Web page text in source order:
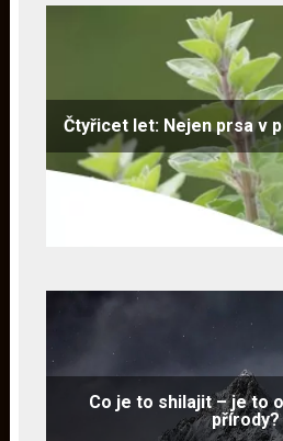
Čtyřicet let: Nejen prsa v
Co je to shilajit – je to
přírody?